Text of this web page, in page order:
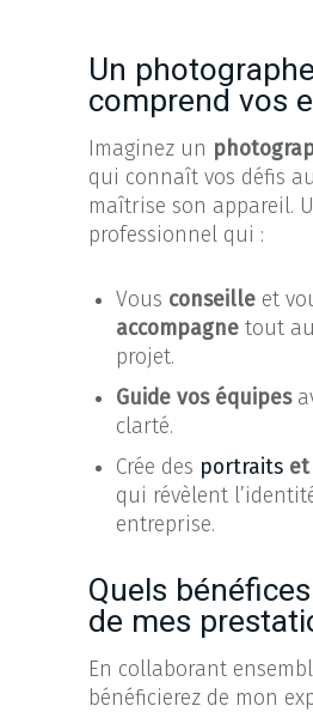
Un
comprend vos
Imaginez un
qui connaît vos défis
maîtrise son appareil.
professionnel qui :
Vous conseilleet
accompagnetout
projet.
Guide vos équipes
clarté.
Crée des portraitset
qui révèlent
entreprise.
Quels
de mes
En collaborant
bénéficierez de mon